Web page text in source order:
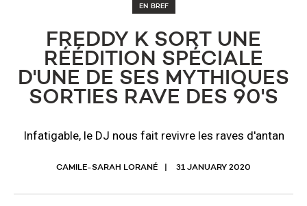
EN BREF
​FREDDY K SORT UNE
RÉÉDITION SPÉCIALE
D'UNE DE SES MYTHIQUES
SORTIES RAVE DES 90'S
Infatigable, le DJ nous fait revivre les raves d'antan
CAMILE-SARAH LORANÉ 31 JANUARY 2020